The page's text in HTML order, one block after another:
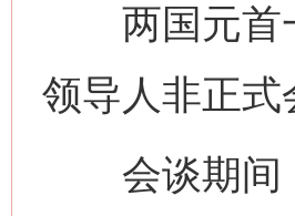
两国元首一
领导人非正
会谈期间，